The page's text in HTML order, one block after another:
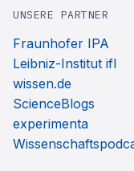
UNSERE PARTNER
Fraunhofer IPA
Leibniz-Institut ifl
wissen.de
ScienceBlogs
experimenta